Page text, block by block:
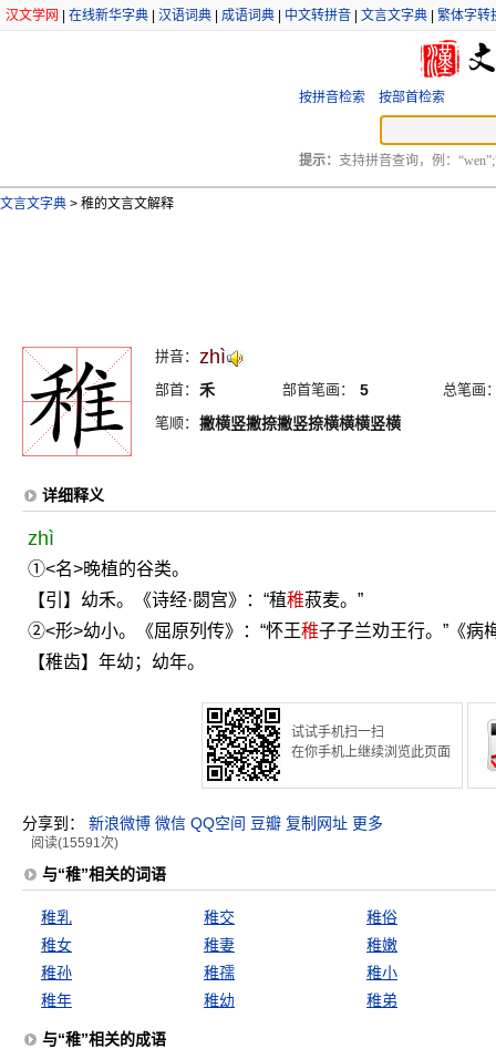
汉文学网 在线新华字典 汉语词典 成语词典 中文转拼音 文言文字典 繁体字转
按拼音检索 按部首检索
提示： 支持拼音查询，例：
文言文字典 > 稚的文言文解释
拼音： zhì
部首： 禾 部首笔画： 5
总笔画
笔顺： 撇横竖撇捺撇竖捺横横横竖横
详细释义
zhì
①<名>晚植的谷类。
【引】幼禾。《诗经·閟宫》：“稙稚菽麦。”
②<形>幼小。《屈原列传》：“怀王稚子子兰劝王行。”《病
【稚齿】年幼；幼年。
试试手机扫一扫
在你手机上继续浏览此页面
分享到： 新浪微博 微信 QQ空间 豆瓣 复制网址 更多
阅读(15591次)
与“稚”相关的词语
稚乳 稚交
稚俗
稚女
稚妻
稚嫩
稚孙
稚孺
稚小
稚年
稚幼 稚弟
与“稚”相关的成语